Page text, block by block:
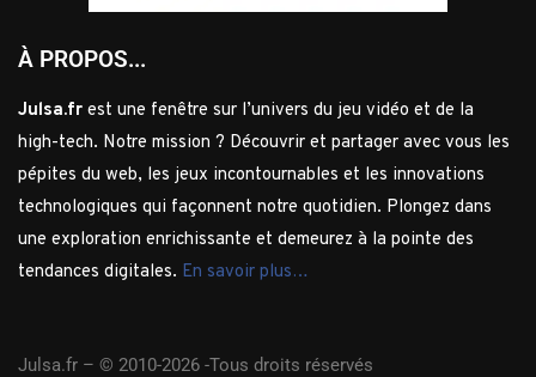
À PROPOS...
Julsa.fr est une fenêtre sur l’univers du jeu vidéo et de la
high-tech. Notre mission ? Découvrir et partager avec vous les
pépites du web, les jeux incontournables et les innovations
technologiques qui façonnent notre quotidien. Plongez dans
une exploration enrichissante et demeurez à la pointe des
tendances digitales. En savoir plus…
Julsa.fr – © 2010-2026 -Tous droits réservés